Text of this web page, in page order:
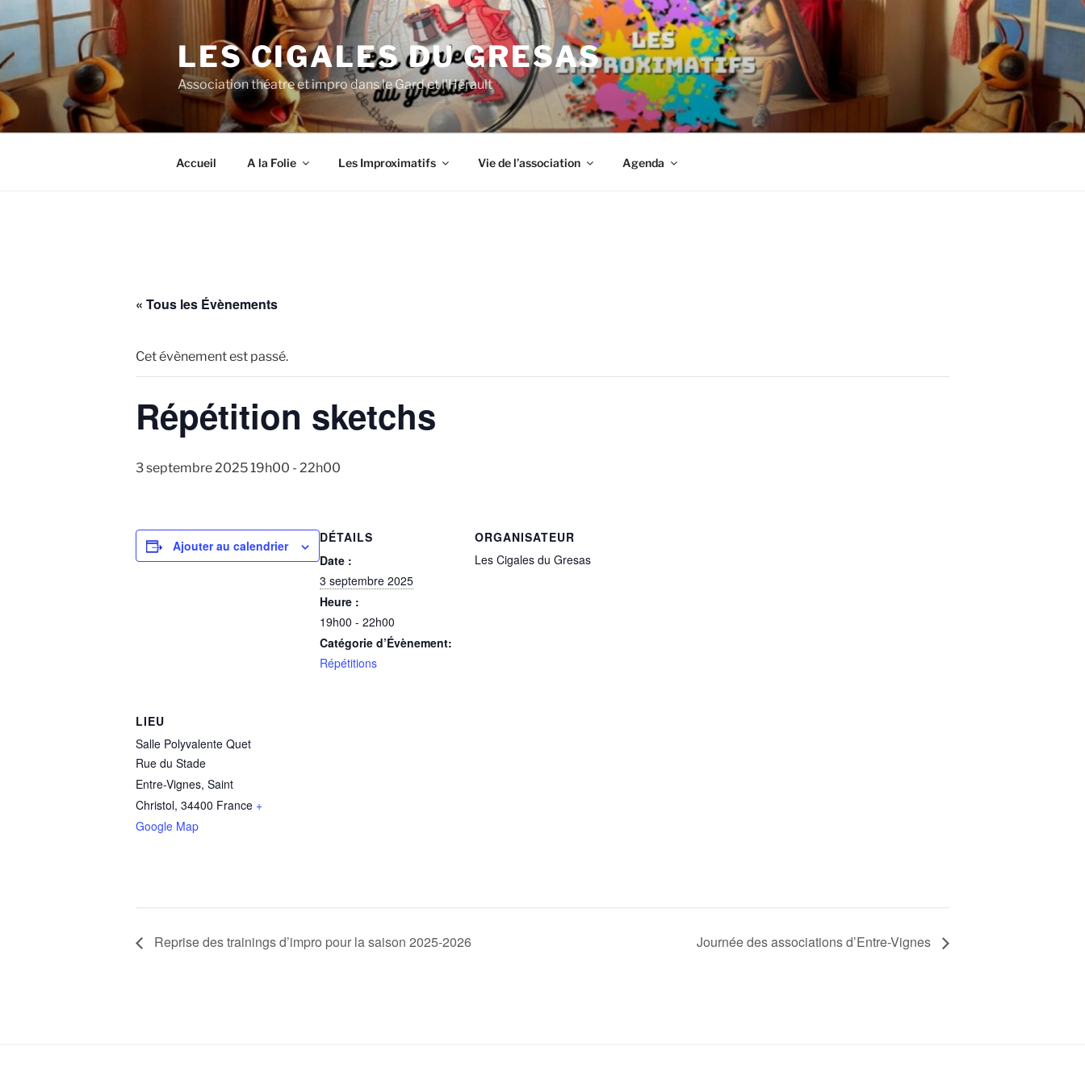
au
contenu
principal
LES CIGALES DU GRESAS
Association théatre et impro dans le Gard et l'Hérault
Accueil A la Folie Les Improximatifs Vie de l’association Agenda
« Tous les Évènements
Cet évènement est passé.
Répétition sketchs
3 septembre 2025 19h00 - 22h00
Ajouter au calendrier
DÉTAILS
Date :
3 septembre 2025
Heure :
19h00 - 22h00
Catégorie d’Évènement:
Répétitions
ORGANISATEUR
Les Cigales du Gresas
LIEU
Salle Polyvalente Quet
Rue du Stade
Entre-Vignes, Saint
Christol, 34400 France +
Google Map
Reprise des trainings d’impro pour la saison 2025-2026 Journée des associations d’Entre-Vignes